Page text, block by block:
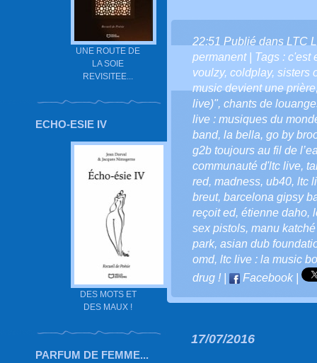
UNE ROUTE DE
LA SOIE
REVISITEE...
ECHO-ESIE IV
DES MOTS ET
DES MAUX !
PARFUM DE FEMME...
22:51 Publié dans LTC
permanent| Tags : c'est
voulzy, coldplay, sisters
music devient une prière
live)", chants de
live : musiques du
band, la bella, go by
g2b toujours au fil de
communauté d'ltc live,
red, madness, ub40, ltc
breut, barcelona gipsy
reçoit ed, étienne daho,
sex pistols, manu
park, asian dub
omd, ltc live : la music
drug !| Facebook|
17/07/2016